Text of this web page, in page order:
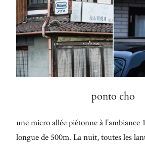
ponto cho
une micro allée piétonne à l’ambiance
longue de 500m. La nuit, toutes les